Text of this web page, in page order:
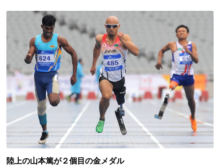
陸上の山本篤が２個目の金メダル